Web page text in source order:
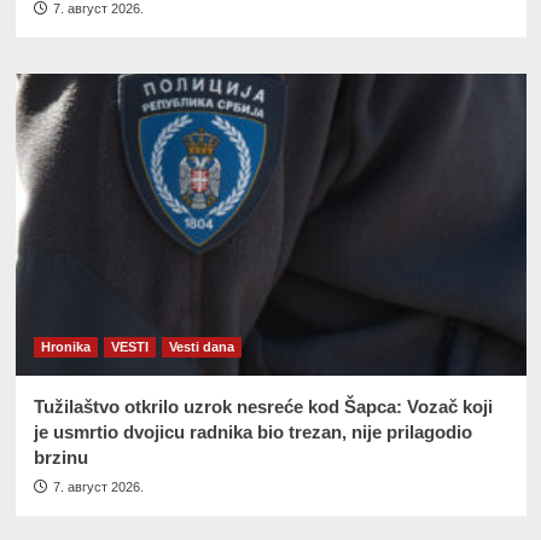
7. август 2026.
Hronika VESTI Vesti dana
Tužilaštvo otkrilo uzrok nesreće kod Šapca: Vozač koji
je usmrtio dvojicu radnika bio trezan, nije prilagodio
brzinu
7. август 2026.